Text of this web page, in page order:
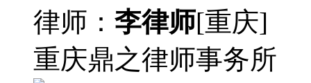
律师： 李律师[重庆]
重庆鼎之律师事务所